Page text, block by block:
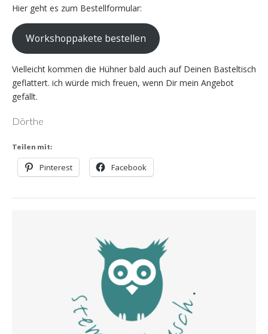
Hier geht es zum Bestellformular:
Workshoppakete bestellen
Vielleicht kommen die Hühner bald auch auf Deinen Basteltisch
geflattert. ich würde mich freuen, wenn Dir mein Angebot
gefällt.
Dörthe
Teilen mit:
Pinterest Facebook